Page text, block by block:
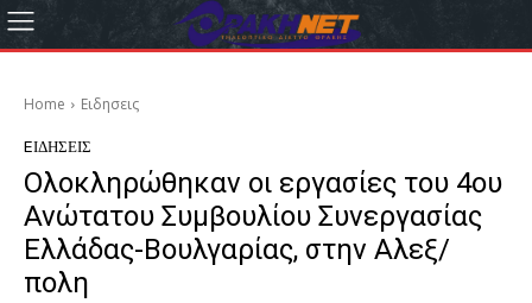
Home Eιδησεις
EΙΔΗΣΕΙΣ
Ολοκληρώθηκαν οι εργασίες του 4ου
Ανώτατου Συμβουλίου Συνεργασίας
Ελλάδας-Βουλγαρίας, στην Αλεξ/
πολη